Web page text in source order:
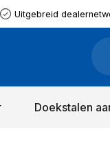
Uitgebreid
Doekstalen